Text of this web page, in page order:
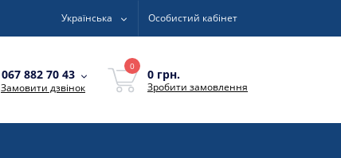
Українська Особистий кабінет
067 882 70 43
Замовити дзвінок
0
0 грн.
Зробити замовлення